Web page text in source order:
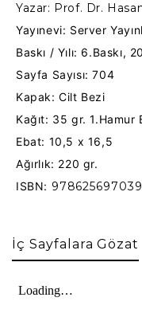
Yazar: Prof. Dr.
Yayınevi: Server
Baskı / Yılı: 6.Baskı,
Sayfa Sayısı: 704
Kapak: Cilt Bezi
Kağıt: 35 gr. 1.Hamur
Ebat: 10,5 x 16,5
Ağırlık: 220 gr.
ISBN:
İç Sayfalara Gözat